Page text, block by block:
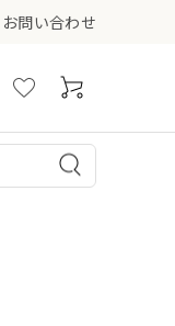
お問い合わせ